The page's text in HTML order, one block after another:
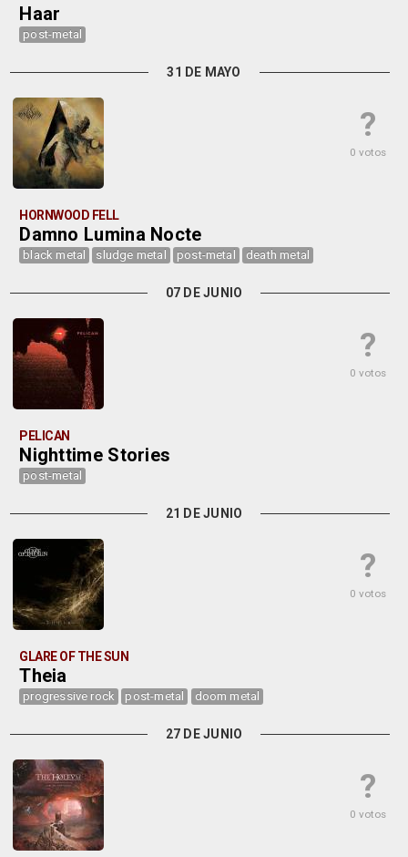
Haar
post-metal
31 DE MAYO
?
0 votos
HORNWOOD FELL
Damno Lumina Nocte
black metal sludge metal post-metal death metal
07 DE JUNIO
?
0 votos
PELICAN
Nighttime Stories
post-metal
21 DE JUNIO
?
0 votos
GLARE OF THE SUN
Theia
progressive rock post-metal doom metal
27 DE JUNIO
?
0 votos